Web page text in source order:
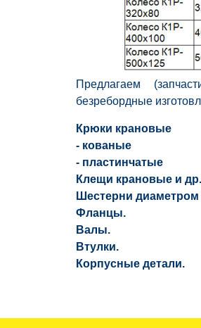
Предлагаем
безребордные
Крюки крановые
- кованые
- пластинчатые
Клещи крановые и др.
Шестерни
Фланцы.
Валы.
Втулки.
Корпусные детали.